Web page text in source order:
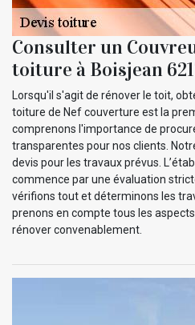
Consulter un
toiture à Boisjean
Lorsqu'il s'agit de rénover le toit,
toiture de Nef couverture est la
comprenons l'importance de
transparentes pour nos clients.
devis pour les travaux prévus.
commence par une évaluation
vérifions tout et déterminons les
prenons en compte tous les
rénover convenablement.